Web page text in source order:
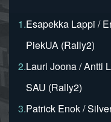
1.Esapekka Lappi /
PiekUA (Rally2)
2.Lauri Joona / Antti
SAU (Rally2)
3.Patrick Enok /